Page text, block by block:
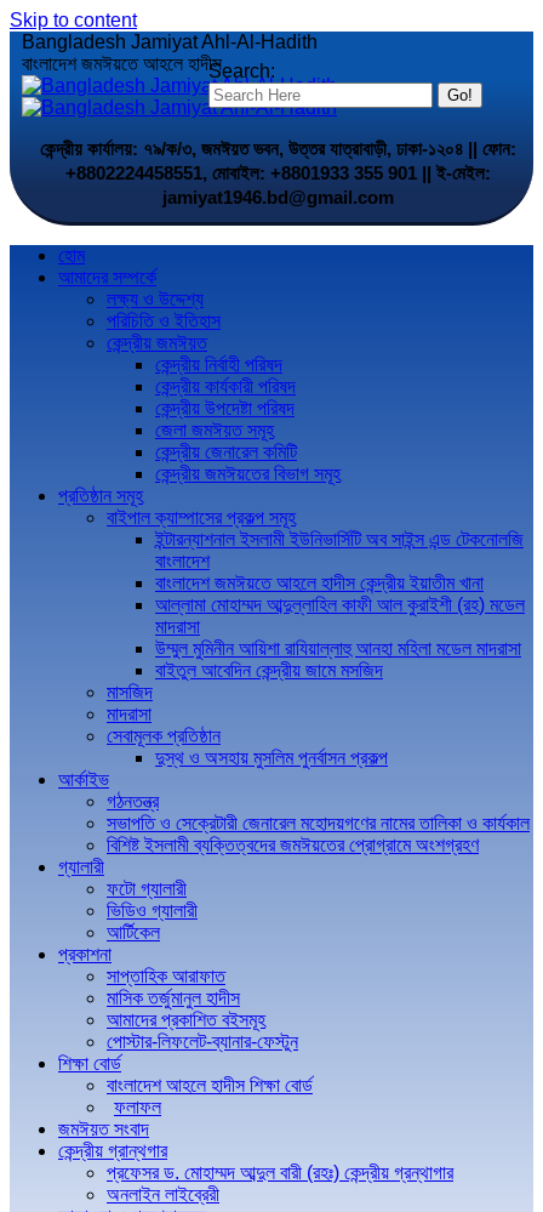
Skip to content
Search:
Bangladesh Jamiyat Ahl-Al-Hadith
বাংলাদেশ জমঈয়তে আহলে হাদীস
কেন্দ্রীয় কার্যালয়: ৭৯/ক/৩, জমঈয়ত ভবন, উত্তর যাত্রাবাড়ী, ঢাকা-১২০৪ || ফোন:
+8802224458551, মোবাইল: +8801933 355 901 || ই-মেইল:
jamiyat1946.bd@gmail.com
হোম
আমাদের সম্পর্কে
লক্ষ্য ও উদ্দেশ্য
পরিচিতি ও ইতিহাস
কেন্দ্রীয় জমঈয়ত
কেন্দ্রীয় নির্বাহী পরিষদ
কেন্দ্রীয় কার্যকারী পরিষদ
কেন্দ্রীয় উপদেষ্টা পরিষদ
জেলা জমঈয়ত সমূহ
কেন্দ্রীয় জেনারেল কমিটি
কেন্দ্রীয় জমঈয়তের বিভাগ সমূহ
প্রতিষ্ঠান সমূহ
বাইপাল ক্যাম্পাসের প্রকল্প সমূহ
ইন্টারন্যাশনাল ইসলামী ইউনিভার্সিটি অব সাইন্স এন্ড টেকনোলজি
বাংলাদেশ
বাংলাদেশ জমঈয়তে আহলে হাদীস কেন্দ্রীয় ইয়াতীম খানা
আল্লামা মোহাম্মদ আব্দুল্লাহিল কাফী আল কুরাইশী (রহ) মডেল
মাদরাসা
উম্মুল মুমিনীন আয়িশা রাযিয়াল্লাহু আনহা মহিলা মডেল মাদরাসা
বাইতুল আবেদিন কেন্দ্রীয় জামে মসজিদ
মাসজিদ
মাদরাসা
সেবামূলক প্রতিষ্ঠান
দুস্থ ও অসহায় মুসলিম পুনর্বাসন প্রকল্প
আর্কাইভ
গঠনতন্ত্র
সভাপতি ও সেক্রেটারী জেনারেল মহোদয়গণের নামের তালিকা ও কার্যকাল
বিশিষ্ট ইসলামী ব্যক্তিত্বদের জমঈয়তের প্রোগ্রামে অংশগ্রহণ
গ্যালারী
ফটো গ্যালারী
ভিডিও গ্যালারী
আর্টিকেল
প্রকাশনা
সাপ্তাহিক আরাফাত
মাসিক তর্জুমানুল হাদীস
আমাদের প্রকাশিত বইসমূহ
পোস্টার-লিফলেট-ব্যানার-ফেস্টুন
শিক্ষা বোর্ড
বাংলাদেশ আহলে হাদীস শিক্ষা বোর্ড
ফলাফল
জমঈয়ত সংবাদ
কেন্দ্রীয় গ্রান্থগার
প্রফেসর ড. মোহাম্মদ আব্দুল বারী (রহঃ) কেন্দ্রীয় গ্রন্থাগার
অনলাইন লাইব্রেরী